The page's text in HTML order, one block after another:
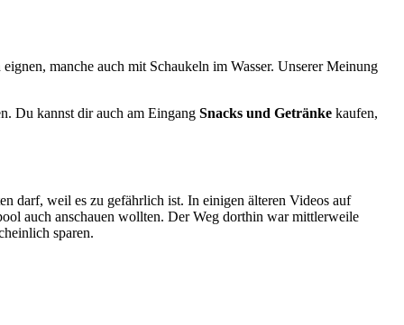
manche auch mit Schaukeln im Wasser. Unserer Meinung
Du kannst dir auch am Eingang Snacks und Getränke kaufen,
darf, weil es zu gefährlich ist. In einigen älteren Videos auf
auch anschauen wollten. Der Weg dorthin war mittlerweile
sparen.